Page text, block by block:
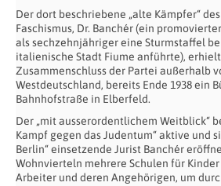
Der dort beschriebene „alte Kämpfer“
Faschismus, Dr. Banchér (ein
als sechzehnjähriger eine Sturmstaffel
italienische Stadt Fiume anführte),
Zusammenschluss der Partei außerhalb
Westdeutschland, bereits Ende 1938 ein
Bahnhofstraße in Elberfeld.
Der „mit ausserordentlichem Weitblick“
Kampf gegen das Judentum“ aktive und
Berlin“ einsetzende Jurist Banchér
Wohnvierteln mehrere Schulen für
Arbeiter und deren Angehörigen, um